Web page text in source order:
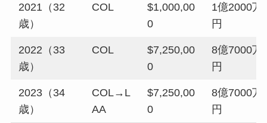
2021（32
歳）
COL
$1,000,00
0
1億2000万
円
2022（33
歳）
COL
$7,250,00
0
8億7000万
円
2023（34
歳）
COL→L
AA
$7,250,00
0
8億7000万
円